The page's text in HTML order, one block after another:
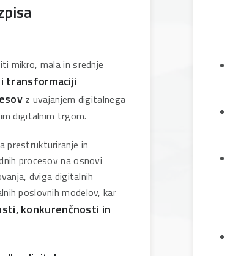
mikro, mala in srednje
transformaciji
z uvajanjem digitalnega
digitalnim trgom.
prestrukturiranje in
procesov na osnovi
dviga digitalnih
poslovnih modelov, kar
konkurenčnosti in